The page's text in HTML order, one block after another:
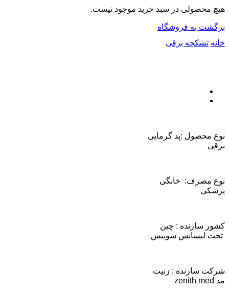
هیچ محصولی در سبد خرید موجود نیست.
برگشت به فروشگاه
خانه تشکچه برقی
نوع محصول :پد گرمایی
برقی
نوع مصرف: خانگی
پزشکی
کشور سازنده : چین
تحت لیسانس سوییس
شرکت سازنده : زنیت
مد zenith med